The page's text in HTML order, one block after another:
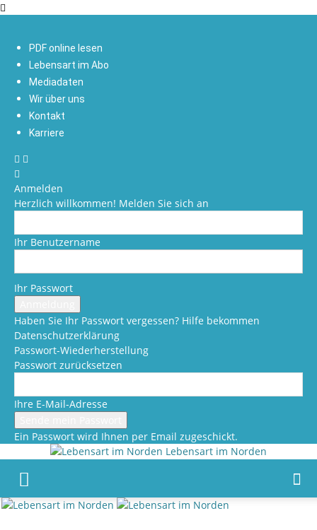
PDF online lesen
Lebensart im Abo
Mediadaten
Wir über uns
Kontakt
Karriere
Anmelden
Herzlich willkommen! Melden Sie sich an
Ihr Benutzername
Ihr Passwort
Haben Sie Ihr Passwort vergessen? Hilfe bekommen
Datenschutzerklärung
Passwort-Wiederherstellung
Passwort zurücksetzen
Ihre E-Mail-Adresse
Ein Passwort wird Ihnen per Email zugeschickt.
Lebensart im Norden